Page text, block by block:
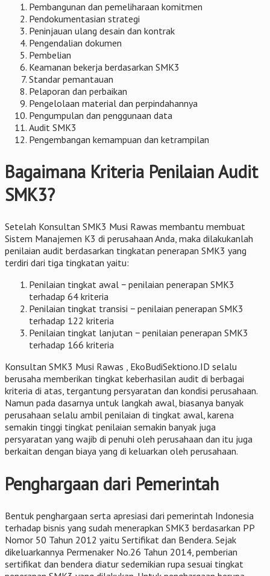
Pembangunan dan pemeliharaan komitmen
Pendokumentasian strategi
Peninjauan ulang desain dan kontrak
Pengendalian dokumen
Pembelian
Keamanan bekerja berdasarkan SMK3
Standar pemantauan
Pelaporan dan perbaikan
Pengelolaan material dan perpindahannya
Pengumpulan dan penggunaan data
Audit SMK3
Pengembangan kemampuan dan ketrampilan
Bagaimana Kriteria Penilaian Audit
SMK3?
Setelah Konsultan SMK3 Musi Rawas membantu membuat
Sistem Manajemen K3 di perusahaan Anda, maka dilakukanlah
penilaian audit berdasarkan tingkatan penerapan SMK3 yang
terdiri dari tiga tingkatan yaitu:
Penilaian tingkat awal − penilaian penerapan SMK3
terhadap 64 kriteria
Penilaian tingkat transisi − penilaian penerapan SMK3
terhadap 122 kriteria
Penilaian tingkat lanjutan − penilaian penerapan SMK3
terhadap 166 kriteria
Konsultan SMK3 Musi Rawas , EkoBudiSektiono.ID selalu
berusaha memberikan tingkat keberhasilan audit di berbagai
kriteria di atas, tergantung persyaratan dan kondisi perusahaan.
Namun pada dasarnya untuk langkah awal, biasanya banyak
perusahaan selalu ambil penilaian di tingkat awal, karena
semakin tinggi tingkat penilaian semakin banyak juga
persyaratan yang wajib di penuhi oleh perusahaan dan itu juga
berkaitan dengan biaya yang di keluarkan oleh perusahaan.
Penghargaan dari Pemerintah
Bentuk penghargaan serta apresiasi dari pemerintah Indonesia
terhadap bisnis yang sudah menerapkan SMK3 berdasarkan PP
Nomor 50 Tahun 2012 yaitu Sertifikat dan Bendera. Sejak
dikeluarkannya Permenaker No.26 Tahun 2014, pemberian
sertifikat dan bendera diatur sedemikian rupa sesuai tingkat